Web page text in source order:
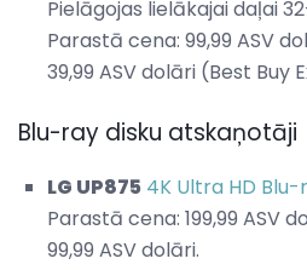
Pielāgojas lielākajai daļai
Parastā cena: 99,99 ASV
39,99 ASV dolāri (Best Buy
Blu-ray disku atskaņotāji
LG UP875 4K Ultra HD
Parastā cena: 199,99 ASV
99,99 ASV dolāri.